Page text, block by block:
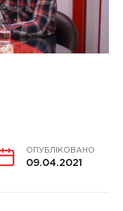
ОПУБЛІКОВАНО
09.04.2021